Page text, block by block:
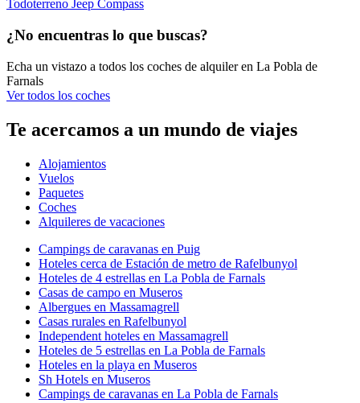
Todoterreno Jeep Compass
¿No encuentras lo que buscas?
Echa un vistazo a todos los coches de alquiler en La Pobla de
Farnals
Ver todos los coches
Te acercamos a un mundo de viajes
Alojamientos
Vuelos
Paquetes
Coches
Alquileres de vacaciones
Campings de caravanas en Puig
Hoteles cerca de Estación de metro de Rafelbunyol
Hoteles de 4 estrellas en La Pobla de Farnals
Casas de campo en Museros
Albergues en Massamagrell
Casas rurales en Rafelbunyol
Independent hoteles en Massamagrell
Hoteles de 5 estrellas en La Pobla de Farnals
Hoteles en la playa en Museros
Sh Hotels en Museros
Campings de caravanas en La Pobla de Farnals